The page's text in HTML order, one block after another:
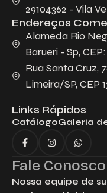
29104362 - Vila
Endereços
Alameda Rio
Barueri - Sp,
Rua Santa Cruz,
Limeira/SP, CEP
Links Rápidos
CatálogoGaleria
Fale Conosco
Nossa equipe de
Aceito receber